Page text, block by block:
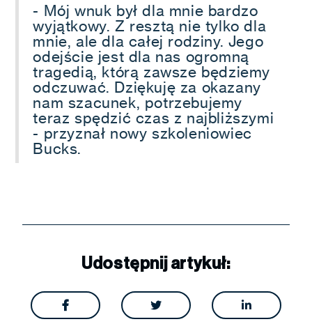
- Mój wnuk był dla mnie bardzo
wyjątkowy. Z resztą nie tylko dla
mnie, ale dla całej rodziny. Jego
odejście jest dla nas ogromną
tragedią, którą zawsze będziemy
odczuwać. Dziękuję za okazany
nam szacunek, potrzebujemy
teraz spędzić czas z najbliższymi
- przyznał nowy szkoleniowiec
Bucks.
Udostępnij artykuł:
  